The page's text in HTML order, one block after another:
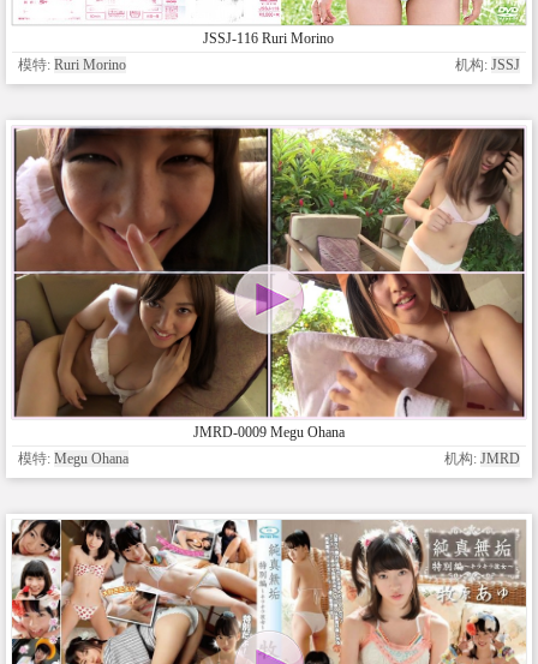
JSSJ-116 Ruri Morino
模特: Ruri Morino 机构: JSSJ
JMRD-0009 Megu Ohana
模特: Megu Ohana 机构: JMRD